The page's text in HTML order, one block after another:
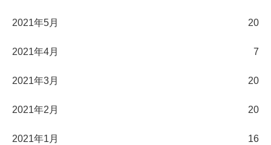
2021年5月 20
2021年4月 7
2021年3月 20
2021年2月 20
2021年1月 16